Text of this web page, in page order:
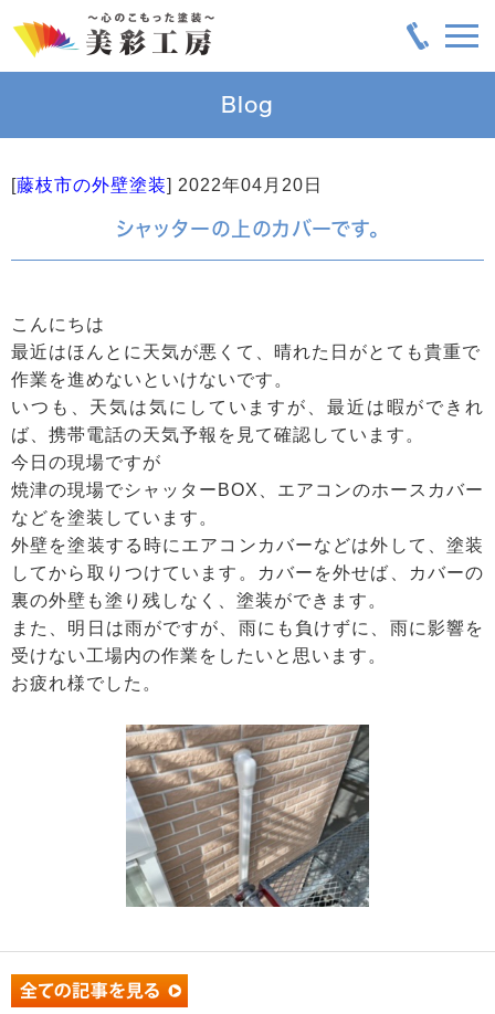
Blog
[藤枝市の外壁塗装] 2022年04月20日
シャッターの上のカバーです。
こんにちは
最近はほんとに天気が悪くて、晴れた日がとても貴重で
作業を進めないといけないです。
いつも、天気は気にしていますが、最近は暇ができれ
ば、携帯電話の天気予報を見て確認しています。
今日の現場ですが
焼津の現場でシャッターBOX、エアコンのホースカバー
などを塗装しています。
外壁を塗装する時にエアコンカバーなどは外して、塗装
してから取りつけています。カバーを外せば、カバーの
裏の外壁も塗り残しなく、塗装ができます。
また、明日は雨がですが、雨にも負けずに、雨に影響を
受けない工場内の作業をしたいと思います。
お疲れ様でした。